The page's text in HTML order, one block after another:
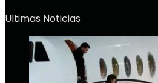
Ultimas Noticias